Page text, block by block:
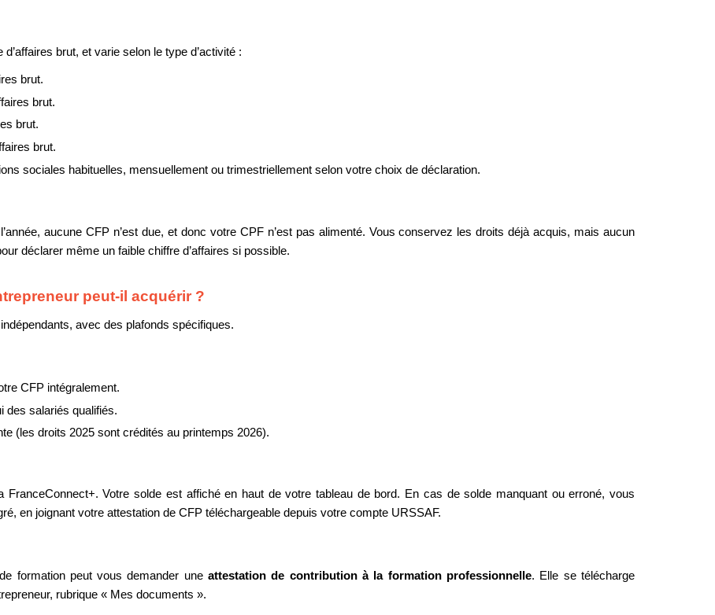
brut, et varie selon le type d’activité :
brut.
brut.
brut.
brut.
sociales habituelles, mensuellement ou trimestriellement selon votre choix de déclaration.
aucune CFP n’est due, et donc votre CPF n’est pas alimenté. Vous conservez les droits déjà acquis, mais aucun
déclarer même un faible chiffre d’affaires si possible.
peut-il acquérir ?
avec des plafonds spécifiques.
CFP intégralement.
des salariés qualifiés.
(les droits 2025 sont crédités au printemps 2026).
FranceConnect+. Votre solde est affiché en haut de votre tableau de bord. En cas de solde manquant ou erroné, vous
en joignant votre attestation de CFP téléchargeable depuis votre compte URSSAF.
formation peut vous demander une attestation de contribution à la formation professionnelle. Elle se télécharge
rubrique « Mes documents ».